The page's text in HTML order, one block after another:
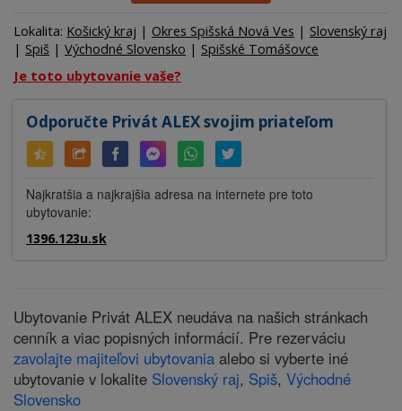
Lokalita: Košický kraj | Okres Spišská Nová Ves | Slovenský raj
| Spiš | Východné Slovensko | Spišské Tomášovce
Je toto ubytovanie vaše?
Odporučte Privát ALEX svojim priateľom
Najkratšia a najkrajšia adresa na internete pre toto
ubytovanie:
1396.123u.sk
Ubytovanie Privát ALEX neudáva na našich stránkach
cenník a viac popisných informácií. Pre rezerváciu
zavolajte majiteľovi ubytovania alebo si vyberte iné
ubytovanie v lokalite Slovenský raj, Spiš, Východné
Slovensko